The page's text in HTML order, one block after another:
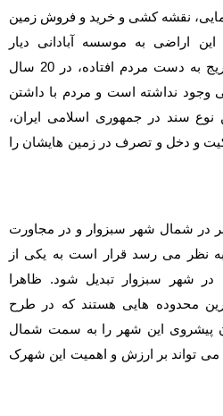
نقشه کشی و خرید و فروش زمین
اراضی به موسسه آبادانی دیار
سربداران واگذار شده و به تدریج به دست مردم افتاده، در 20 سال
وجود نداشته است و مردم با داشتن
نوع سند در جمهوری اسلامی ایران،
و دخل و تصرف در زمین هایشان را
در شمال شهر سبزوار و در مجاورت
نظر می رسد قرار است به یکی از
شهر سبزوار تبدیل شود. ظاهرا
محدوده هایی هستند که در طرح
پیشروی این شهر را به سمت شمال
تواند بر ارزش و اهمیت این شهرک